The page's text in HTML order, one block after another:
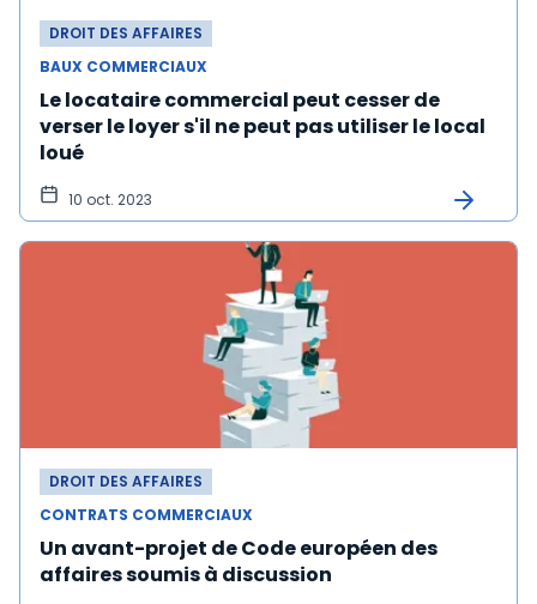
DROIT DES AFFAIRES
BAUX COMMERCIAUX
Le locataire commercial peut cesser de
verser le loyer s'il ne peut pas utiliser le local
loué
10 oct. 2023
DROIT DES AFFAIRES
CONTRATS COMMERCIAUX
Un avant-projet de Code européen des
affaires soumis à discussion